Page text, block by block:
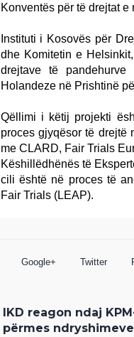
Konventës për të drejtat
Instituti i Kosovës për
dhe Komitetin e
drejtave të pandehurve
Holandeze në Prishtinë
Qëllimi i këtij projekti
proces gjyqësor të drejtë
me CLARD, Fair Trials
Këshillëdhënës të
cili është në proces të
Fair Trials (LEAP).
Google+ Twitter
IKD reagon ndaj
përmes